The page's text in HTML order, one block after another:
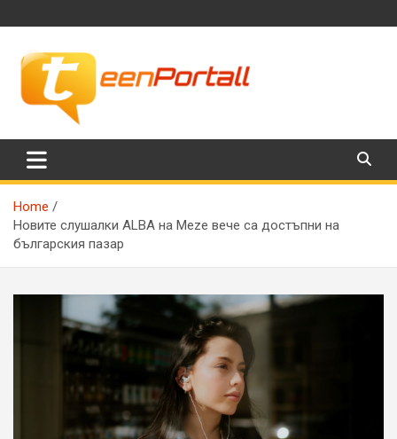
to
TeenPortall
Home
Новите слушалки ALBA на Meze вече са достъпни на
българския пазар